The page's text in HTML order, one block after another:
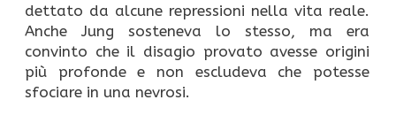
dettato da alcune repressioni nella vita reale.
Anche Jung sosteneva lo stesso, ma era
convinto che il disagio provato avesse origini
più profonde e non escludeva che potesse
sfociare in una nevrosi.